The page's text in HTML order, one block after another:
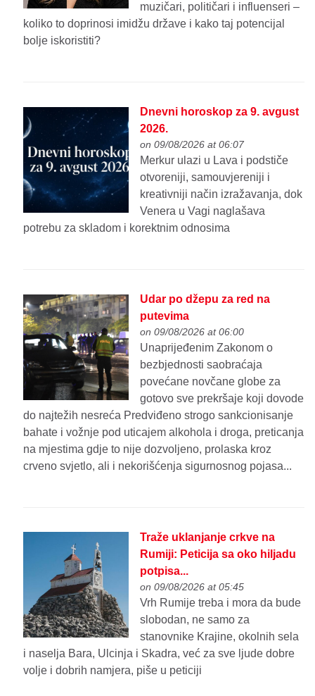
muzičari, političari i influenseri –
koliko to doprinosi imidžu države i kako taj potencijal
bolje iskoristiti?
Dnevni horoskop za 9. avgust
2026.
on 09/08/2026 at 06:07
Merkur ulazi u Lava i podstiče
otvoreniji, samouvjereniji i
kreativniji način izražavanja, dok
Venera u Vagi naglašava
potrebu za skladom i korektnim odnosima
Udar po džepu za red na
putevima
on 09/08/2026 at 06:00
Unaprijeđenim Zakonom o
bezbjednosti saobraćaja
povećane novčane globe za
gotovo sve prekršaje koji dovode
do najtežih nesreća Predviđeno strogo sankcionisanje
bahate i vožnje pod uticajem alkohola i droga, preticanja
na mjestima gdje to nije dozvoljeno, prolaska kroz
crveno svjetlo, ali i nekorišćenja sigurnosnog pojasa...
Traže uklanjanje crkve na
Rumiji: Peticija sa oko hiljadu
potpisa...
on 09/08/2026 at 05:45
Vrh Rumije treba i mora da bude
slobodan, ne samo za
stanovnike Krajine, okolnih sela
i naselja Bara, Ulcinja i Skadra, već za sve ljude dobre
volje i dobrih namjera, piše u peticiji